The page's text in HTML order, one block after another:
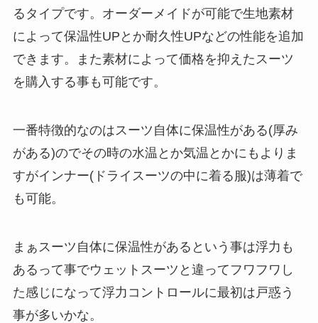
るタイプです。オーダーメイドが可能で生地素材
によって保温性UPとか耐久性UPなどの性能を追加
できます。また素材によって価格を抑えたスーツ
を購入する事も可能です。
一番特徴的なのはスーツ自体に保温性がある(厚み
がある)のでその時の水温とか気温とかにもよりま
すがインナー(ドライスーツの中に着る服)は薄着で
も可能。
まぁスーツ自体に保温性があるという事は浮力も
あるって事でウェットスーツと違ってフワフワし
た感じになって浮力コントロールに最初は戸惑う
事が多いかな。